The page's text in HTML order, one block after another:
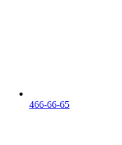
466-66-65